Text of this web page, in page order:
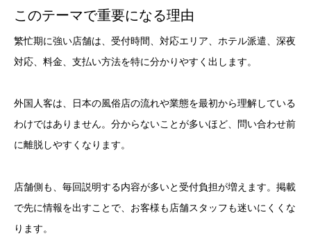
このテーマで重要になる理由
繁忙期に強い店舗は、受付時間、対応エリア、ホテル派遣、深夜
対応、料金、支払い方法を特に分かりやすく出します。
外国人客は、日本の風俗店の流れや業態を最初から理解している
わけではありません。分からないことが多いほど、問い合わせ前
に離脱しやすくなります。
店舗側も、毎回説明する内容が多いと受付負担が増えます。掲載
で先に情報を出すことで、お客様も店舗スタッフも迷いにくくな
ります。